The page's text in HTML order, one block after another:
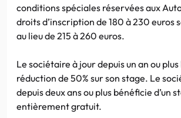
conditions spéciales réservées aux
droits d’inscription de 180 à 230 euros
au lieu de 215 à 260 euros.
Le sociétaire à jour depuis un an ou plus
réduction de 50% sur son stage. Le
depuis deux ans ou plus bénéficie d’un
entièrement gratuit.